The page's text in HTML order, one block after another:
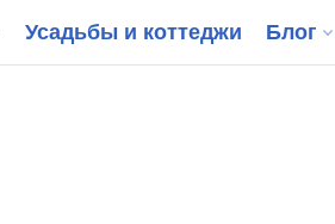
Усадьбы и коттеджи Блог